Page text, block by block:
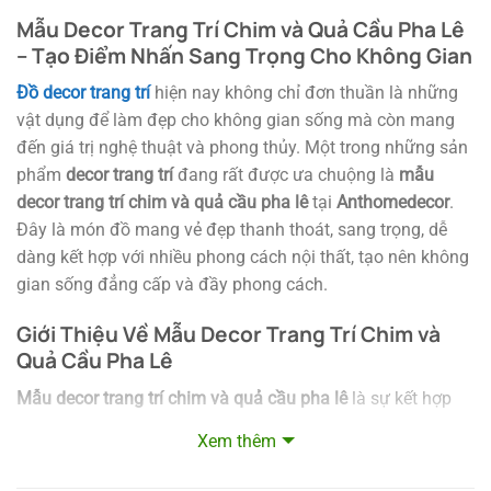
Mẫu Decor Trang Trí Chim và Quả Cầu Pha Lê
– Tạo Điểm Nhấn Sang Trọng Cho Không Gian
Đồ decor trang tríhiện nay không chỉ đơn thuần là những
vật dụng để làm đẹp cho không gian sống mà còn mang
đến giá trị nghệ thuật và phong thủy. Một trong những sản
phẩm decor trang tríđang rất được ưa chuộng là mẫu
decor trang trí chim và quả cầu pha lêtại Anthomedecor.
Đây là món đồ mang vẻ đẹp thanh thoát, sang trọng, dễ
dàng kết hợp với nhiều phong cách nội thất, tạo nên không
gian sống đẳng cấp và đầy phong cách.
Giới Thiệu Về Mẫu Decor Trang Trí Chim và
Quả Cầu Pha Lê
Mẫu decor trang trí chim và quả cầu pha lêlà sự kết hợp
Được chế tác từ hợp kim mạ vàng, sản phẩm không chỉ
Xem thêm